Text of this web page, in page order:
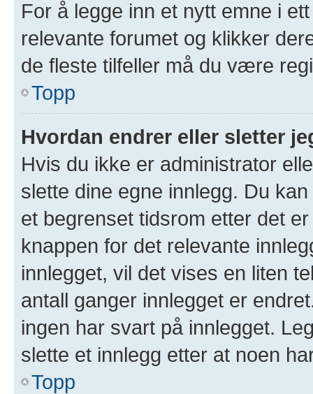
For å legge inn et nytt emne i
relevante forumet og klikker
de fleste tilfeller må du være
Topp
Hvordan endrer eller sletter
Hvis du ikke er administrator
slette dine egne innlegg. Du
et begrenset tidsrom etter det
knappen for det relevante
innlegget, vil det vises en liten
antall ganger innlegget er
ingen har svart på innlegget.
slette et innlegg etter at noen
Topp